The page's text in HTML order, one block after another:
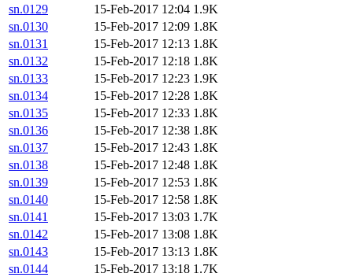
sn.0129
15-Feb-2017 12:04 1.9K
sn.0130
15-Feb-2017 12:09 1.8K
sn.0131
15-Feb-2017 12:13 1.8K
sn.0132
15-Feb-2017 12:18 1.8K
sn.0133
15-Feb-2017 12:23 1.9K
sn.0134
15-Feb-2017 12:28 1.8K
sn.0135
15-Feb-2017 12:33 1.8K
sn.0136
15-Feb-2017 12:38 1.8K
sn.0137
15-Feb-2017 12:43 1.8K
sn.0138
15-Feb-2017 12:48 1.8K
sn.0139
15-Feb-2017 12:53 1.8K
sn.0140
15-Feb-2017 12:58 1.8K
sn.0141
15-Feb-2017 13:03 1.7K
sn.0142
15-Feb-2017 13:08 1.8K
sn.0143
15-Feb-2017 13:13 1.8K
sn.0144
15-Feb-2017 13:18 1.7K